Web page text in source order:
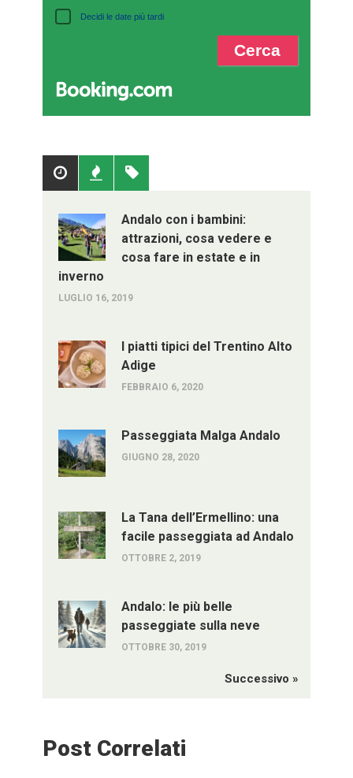
Decidi le date più tardi
PopolariRecenti
Andalo con i bambini:
attrazioni, cosa vedere e
cosa fare in estate e in
inverno
LUGLIO 16, 2019
I piatti tipici del Trentino Alto
Adige
FEBBRAIO 6, 2020
Passeggiata Malga Andalo
GIUGNO 28, 2020
La Tana dell’Ermellino: una
facile passeggiata ad Andalo
OTTOBRE 2, 2019
Andalo: le più belle
passeggiate sulla neve
OTTOBRE 30, 2019
Successivo »
Post Correlati